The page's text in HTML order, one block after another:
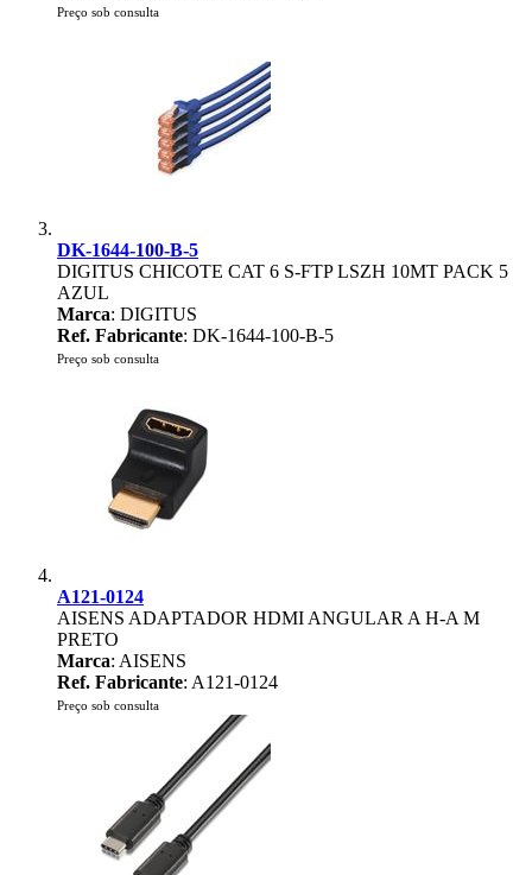
Preço sob consulta
DK-1644-100-B-5
DIGITUS CHICOTE CAT 6 S-FTP LSZH 10MT PACK 5
AZUL
Marca: DIGITUS
Ref. Fabricante: DK-1644-100-B-5
Preço sob consulta
A121-0124
AISENS ADAPTADOR HDMI ANGULAR A H-A M
PRETO
Marca: AISENS
Ref. Fabricante: A121-0124
Preço sob consulta